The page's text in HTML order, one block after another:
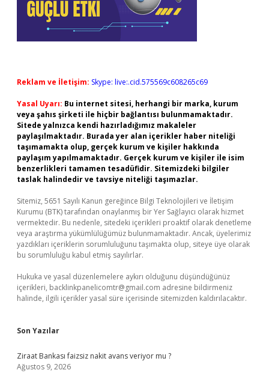
Reklam ve İletişim: Skype: live:.cid.575569c608265c69
Yasal Uyarı: Bu internet sitesi, herhangi bir marka, kurum
veya şahıs şirketi ile hiçbir bağlantısı bulunmamaktadır.
Sitede yalnızca kendi hazırladığımız makaleler
paylaşılmaktadır. Burada yer alan içerikler haber niteliği
taşımamakta olup, gerçek kurum ve kişiler hakkında
paylaşım yapılmamaktadır. Gerçek kurum ve kişiler ile isim
benzerlikleri tamamen tesadüfidir. Sitemizdeki bilgiler
taslak halindedir ve tavsiye niteliği taşımazlar.
Sitemiz, 5651 Sayılı Kanun gereğince Bilgi Teknolojileri ve İletişim
Kurumu (BTK) tarafından onaylanmış bir Yer Sağlayıcı olarak hizmet
vermektedir. Bu nedenle, sitedeki içerikleri proaktif olarak denetleme
veya araştırma yükümlülüğümüz bulunmamaktadır. Ancak, üyelerimiz
yazdıkları içeriklerin sorumluluğunu taşımakta olup, siteye üye olarak
bu sorumluluğu kabul etmiş sayılırlar.
Hukuka ve yasal düzenlemelere aykırı olduğunu düşündüğünüz
içerikleri, backlinkpanelicomtr@gmail.com adresine bildirmeniz
halinde, ilgili içerikler yasal süre içerisinde sitemizden kaldırılacaktır.
Son Yazılar
Ziraat Bankası faizsiz nakit avans veriyor mu ?
Ağustos 9, 2026